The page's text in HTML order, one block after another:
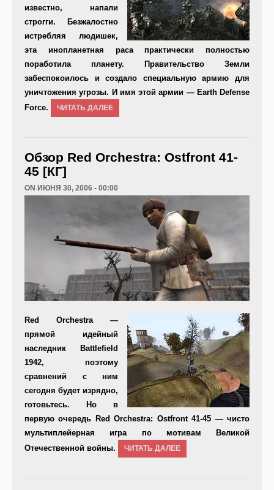
известно, напали
строгги. Безжалостно
истребляя людишек,
эта инопланетная раса практически полностью
поработила планету. Правительство Земли
забеспокоилось и создало специальную армию для
уничтожения угрозы. И имя этой армии — Earth Defense
Force.
ЧИТАТЬ ДАЛЕЕ
Обзор Red Orchestra: Ostfront 41-
45 [КГ]
ON ИЮНЯ 30, 2006 - 00:00
Red Orchestra—
прямой идейный
наследник
Battlefield
1942, поэтому
сравнений с ним
сегодня будет изрядно,
готовьтесь. Но в
первую очередь Red Orchestra: Ostfront 41-45 — чисто
мультиплейерная игра по мотивам Великой
Отечественной войны.
ЧИТАТЬ ДАЛЕЕ